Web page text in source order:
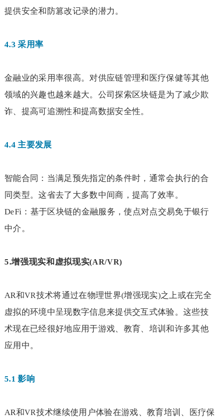
提供安全和防篡改记录的潜力。
4.3采用率
金融业的采用率很高。对供应链管理和医疗保健等其他
领域的兴趣也越来越大。公司探索区块链是为了减少欺
诈、提高可追溯性和提高数据安全性。
4.4主要发展
智能合同：当满足预先指定的条件时，通常会执行的合
同类型。这省去了大多数中间商，提高了效率。
DeFi ：基于区块链的金融服务，使点对点交易免于银行
中介。
5.增强现实和虚拟现实(AR/VR)
AR和VR技术将通过在物理世界(增强现实)之上或在完全
虚拟的环境中呈现数字信息来提供交互式体验。这些技
术现在已经很好地应用于游戏、教育、培训和许多其他
应用中。
5.1影响
AR和VR技术继续使用户体验在游戏、教育培训、医疗保